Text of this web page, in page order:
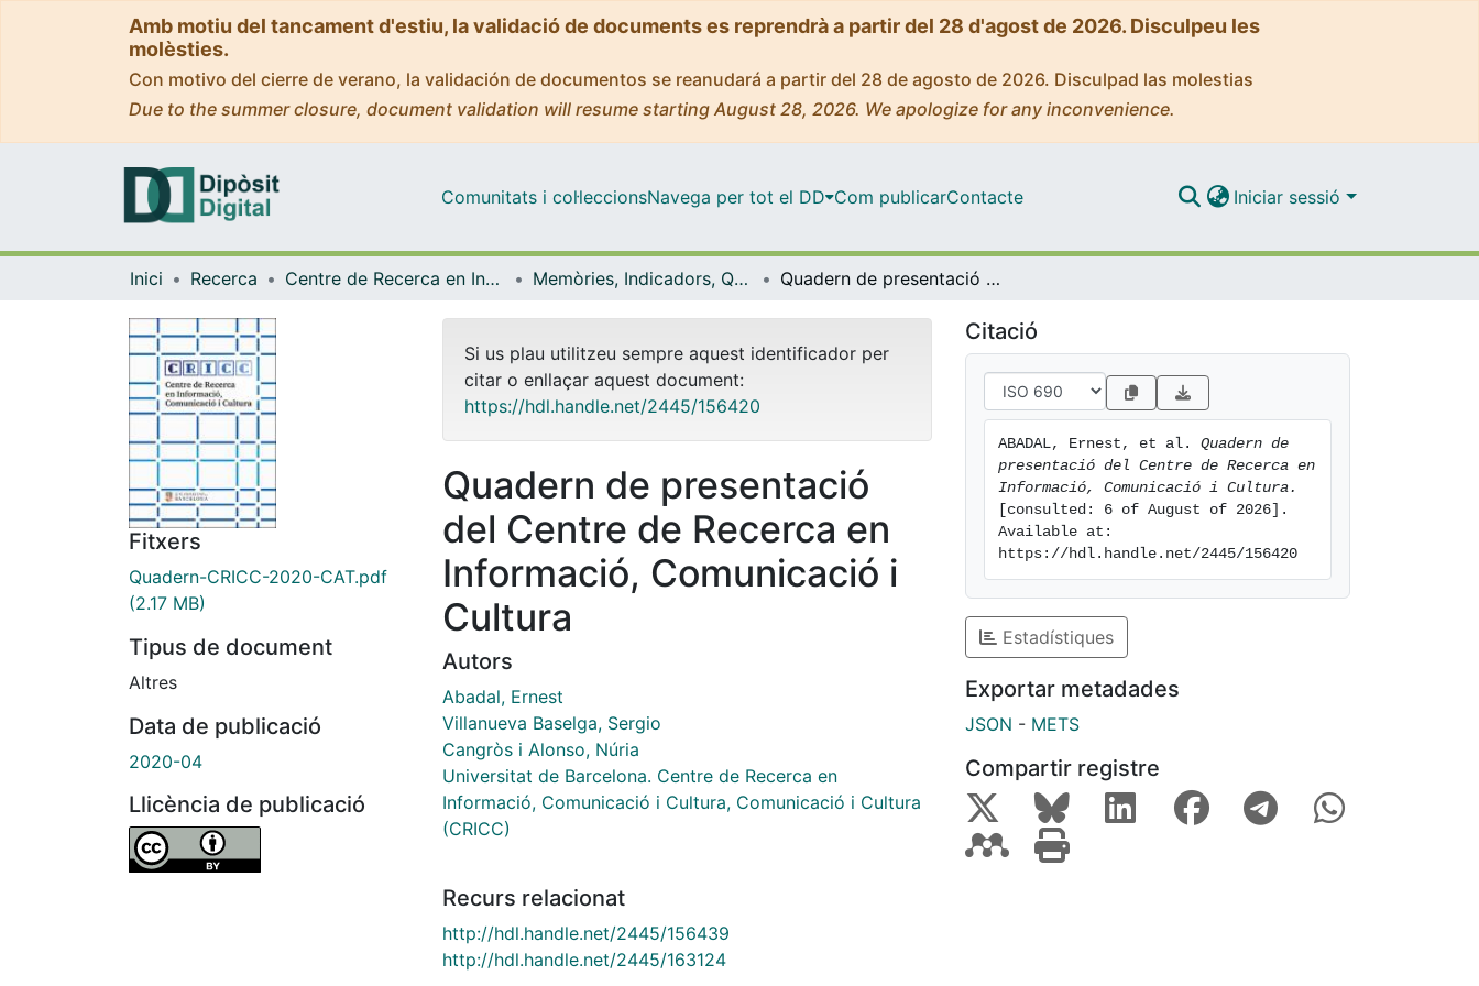
Amb motiu del tancament d'estiu, la validació de documents es reprendrà a partir del 28 d'agost de 2026. Disculpeu les
molèsties.
Con motivo del cierre de verano, la validación de documentos se reanudará a partir del 28 de agosto de 2026. Disculpad las molestias
Due to the summer closure, document validation will resume starting August 28, 2026. We apologize for any inconvenience.
Comunitats i col·leccionsNavega per tot el DD Com publicarContacte Iniciar sessió
Inici Recerca Centre de Recerca en Informació, Comunicació i Cultura (CRICC) Memòries, Indicadors, Quaderns de difusió... (Centre de Recerca en Informació, Comunicació i Cultura (CRICC) Quadern de presentació del Centre de Recerca en Informació, Comunicació i Cultura
Fitxers
Quadern-CRICC-2020-CAT.pdf
(2.17 MB)
Tipus de document
Altres
Data de publicació
2020-04
Llicència de publicació
Si us plau utilitzeu sempre aquest identificador per
citar o enllaçar aquest document:
https://hdl.handle.net/2445/156420
Quadern de presentació
del Centre de Recerca en
Informació, Comunicació i
Cultura
Autors
Abadal, Ernest
Villanueva Baselga, Sergio
Cangròs i Alonso, Núria
Universitat de Barcelona. Centre de Recerca en
Informació, Comunicació i Cultura, Comunicació i Cultura
(CRICC)
Recurs relacionat
http://hdl.handle.net/2445/156439
http://hdl.handle.net/2445/163124
Citació
ABADAL, Ernest, et al. Quadern de
presentació del Centre de Recerca en
Informació, Comunicació i Cultura.
[consulted: 6 of August of 2026].
Available at:
https://hdl.handle.net/2445/156420
Estadístiques
Exportar metadades
JSON - METS
Compartir registre